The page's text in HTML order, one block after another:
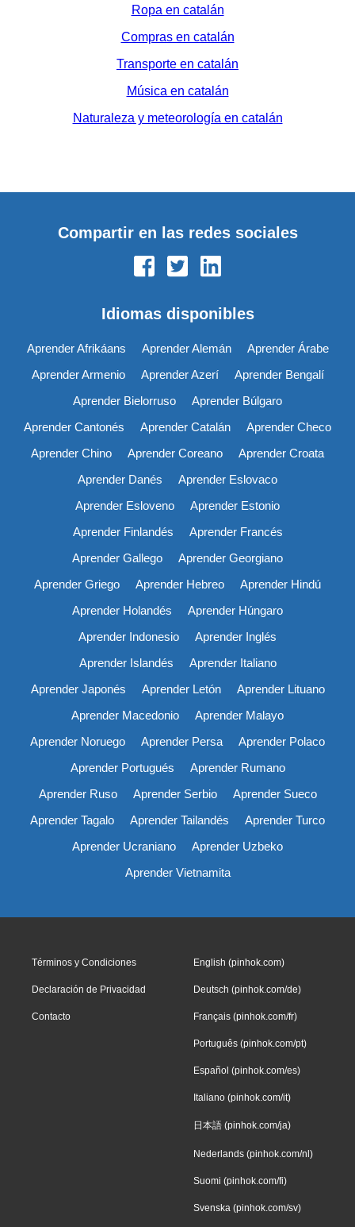
Ropa en catalán
Compras en catalán
Transporte en catalán
Música en catalán
Naturaleza y meteorología en catalán
Compartir en las redes sociales
Idiomas disponibles
Aprender Afrikáans Aprender Alemán
Aprender Árabe
Aprender Armenio
Aprender Azerí
Aprender Bengalí
Aprender Bielorruso
Aprender Búlgaro
Aprender Cantonés
Aprender Catalán
Aprender Checo
Aprender Chino
Aprender Coreano
Aprender Croata
Aprender Danés
Aprender Eslovaco
Aprender Esloveno
Aprender Estonio
Aprender Finlandés
Aprender Francés
Aprender Gallego
Aprender Georgiano
Aprender Griego
Aprender Hebreo
Aprender Hindú
Aprender Holandés
Aprender Húngaro
Aprender Indonesio
Aprender Inglés
Aprender Islandés
Aprender Italiano
Aprender Japonés
Aprender Letón
Aprender Lituano
Aprender Macedonio
Aprender Malayo
Aprender Noruego
Aprender Persa
Aprender Polaco
Aprender Portugués
Aprender Rumano
Aprender Ruso
Aprender Serbio
Aprender Sueco
Aprender Tagalo
Aprender Tailandés
Aprender Turco
Aprender Ucraniano
Aprender Uzbeko
Aprender Vietnamita
Términos y Condiciones
Declaración de Privacidad
Contacto
English (pinhok.com)
Deutsch (pinhok.com/de)
Français (pinhok.com/fr)
Português (pinhok.com/pt)
Español (pinhok.com/es)
Italiano (pinhok.com/it)
日本語 (pinhok.com/ja)
Nederlands (pinhok.com/nl)
Suomi (pinhok.com/fi)
Svenska (pinhok.com/sv)